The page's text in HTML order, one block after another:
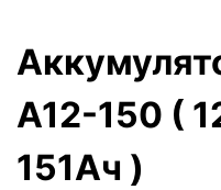
A12-150 (
151Ач )